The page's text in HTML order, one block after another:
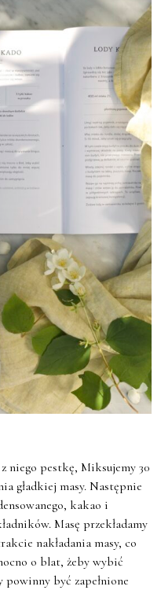
niego pestkę, Miksujemy 30
gładkiej masy. Następnie
kakao i
Masę przekładamy
nakładania masy, co
o blat, żeby wybić
być zapełnione